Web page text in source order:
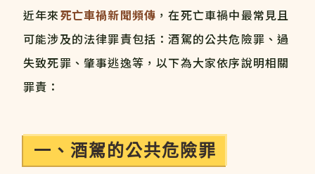
近年來死亡車禍新聞頻傳 ，在死亡車禍中最常見且
可能涉及的法律罪責包括：酒駕的公共危險罪、過
失致死罪、肇事逃逸等，以下為大家依序說明相關
罪責：
一、酒駕的公共危險罪